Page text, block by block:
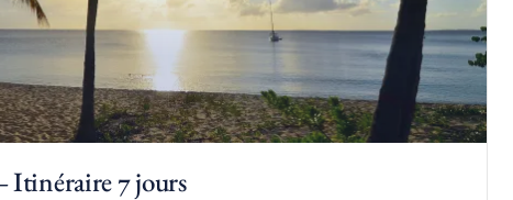
des plaisirs à terre, cet univers offre la rare union de
Ce sont les charmes des Îles Sous le Vent.
Itinéraire 7 jours